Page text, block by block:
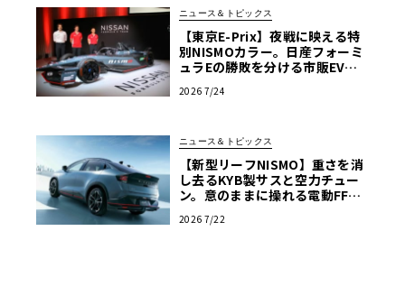
ニュース＆トピックス
【東京E-Prix】夜戦に映える特
別NISMOカラー。日産フォーミ
ュラEの勝敗を分ける市販EV由
2026 7/24
ニュース＆トピックス
【新型リーフNISMO】重さを消
し去るKYB製サスと空力チュー
ン。意のままに操れる電動FFス
2026 7/22